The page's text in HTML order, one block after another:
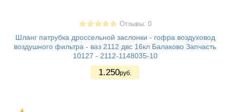
Отзывы: 0
Шланг патрубка дроссельной заслонки - гофра воздуховод
воздушного фильтра - ваз 2112 двс 16кл Балаково Запчасть
10127 - 2112-1148035-10
1.250руб.